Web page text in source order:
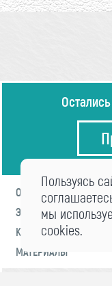
О ФОРУМЕ
ЭКСПЕРТЫ
КОНТАКТЫ
МАТЕРИАЛЫ
Пользуясь
мы
cookies.